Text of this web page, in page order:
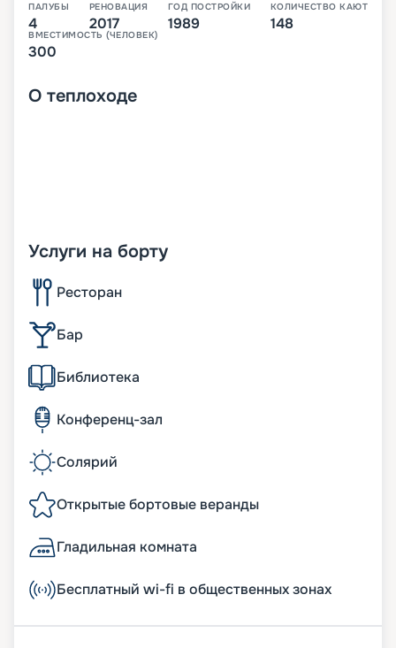
ПАЛУБЫ
4
РЕНОВАЦИЯ
2017
ГОД ПОСТРОЙКИ
1989
КОЛИЧЕСТВО КАЮТ
148
ВМЕСТИМОСТЬ (ЧЕЛОВЕК)
300
О теплоходе
Услуги на борту
Ресторан
Бар
Библиотека
Конференц-зал
Солярий
Открытые бортовые веранды
Гладильная комната
Бесплатный wi-fi в общественных зонах